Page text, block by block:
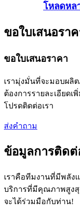
โหลดหล
ขอใบเสนอรา
ขอใบเสนอราคา
เรามุ่งมั่นที่จะมอบผ
ต้องการรายละเอียดเ
โปรดติดต่อเรา
ส่งคำถาม
ข้อมูลการติดต่
เราคือทีมงานที่มีพลัง
บริการที่มีคุณภาพสูงสุ
จะได้ร่วมมือกับท่าน!